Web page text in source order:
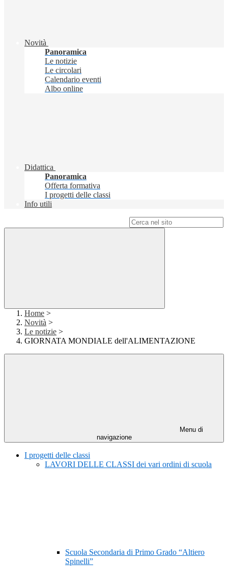
Novità
Panoramica
Le notizie
Le circolari
Calendario eventi
Albo online
Didattica
Panoramica
Offerta formativa
I progetti delle classi
Info utili
Home >
Novità >
Le notizie >
GIORNATA MONDIALE dell'ALIMENTAZIONE
Menu di
navigazione
I progetti delle classi
LAVORI DELLE CLASSI dei vari ordini di scuola
Scuola Secondaria di Primo Grado “Altiero
Spinelli”